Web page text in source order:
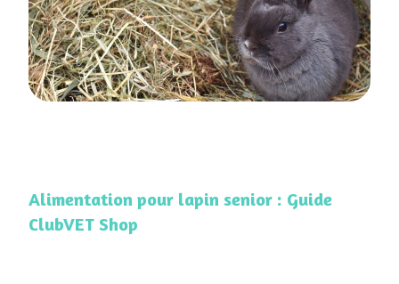
Alimentation pour lapin senior : Guide
ClubVET Shop